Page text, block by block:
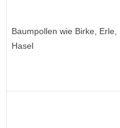
Baumpollen wie Birke, Erle,
Hasel